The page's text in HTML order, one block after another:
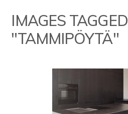
content
IMAGES TAGGED
"TAMMIPÖYTÄ"